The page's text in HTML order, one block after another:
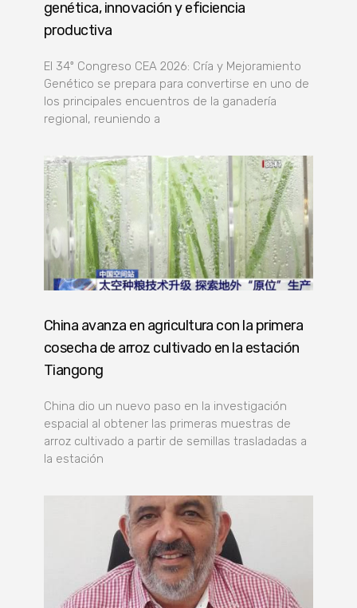
genética, innovación y eficiencia
productiva
El 34º Congreso CEA 2026: Cría y Mejoramiento
Genético se prepara para convertirse en uno de
los principales encuentros de la ganadería
regional, reuniendo a
China avanza en agricultura con la primera
cosecha de arroz cultivado en la estación
Tiangong
China dio un nuevo paso en la investigación
espacial al obtener las primeras muestras de
arroz cultivado a partir de semillas trasladadas a
la estación